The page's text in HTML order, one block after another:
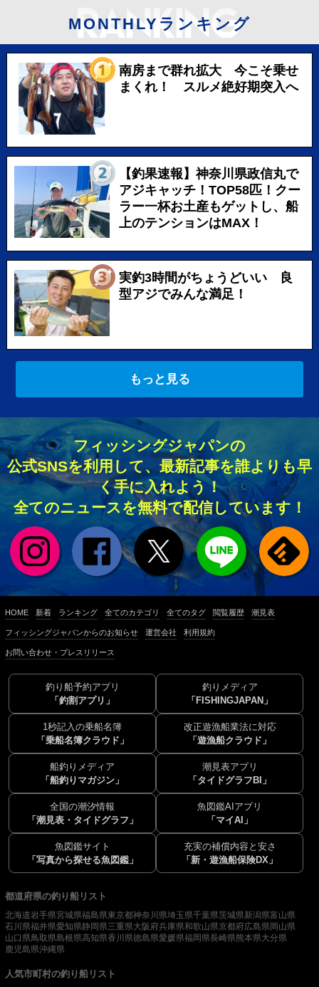
MONTHLYランキング
南房まで群れ拡大 今こそ乗せ
まくれ！ スルメ絶好期突入へ
【釣果速報】神奈川県政信丸で
アジキャッチ！TOP58匹！クー
ラー一杯お土産もゲットし、船
上のテンションはMAX！
実釣3時間がちょうどいい 良
型アジでみんな満足！
もっと見る
フィッシングジャパンの
公式SNSを利用して、最新記事を誰よりも早
く手に入れよう！
全てのニュースを無料で配信しています！
HOME 新着 ランキング 全てのカテゴリ 全てのタグ 閲覧履歴 潮見表
フィッシングジャパンからのお知らせ 運営会社 利用規約
お問い合わせ・プレスリリース
釣り船予約アプリ
「釣割アプリ」
釣りメディア
「FISHINGJAPAN」
1秒記入の乗船名簿
「乗船名簿クラウド」
改正遊漁船業法に対応
「遊漁船クラウド」
船釣りメディア
「船釣りマガジン」
潮見表アプリ
「タイドグラフBI」
全国の潮汐情報
「潮見表・タイドグラフ」
魚図鑑AIアプリ
「マイAI」
魚図鑑サイト
「写真から探せる魚図鑑」
充実の補償内容と安さ
「新・遊漁船保険DX」
都道府県の釣り船リスト
北海道岩手県宮城県福島県東京都神奈川県埼玉県千葉県茨城県新潟県富山県
石川県福井県愛知県静岡県三重県大阪府兵庫県和歌山県京都府広島県岡山県
山口県鳥取県島根県高知県香川県徳島県愛媛県福岡県長崎県熊本県大分県
鹿児島県沖縄県
人気市町村の釣り船リスト